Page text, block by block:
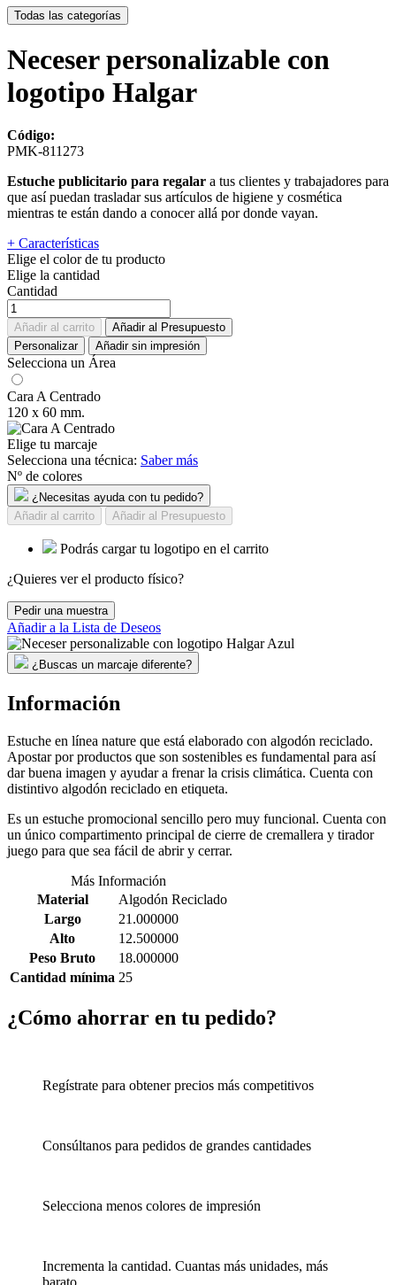
Todas las categorías
Neceser personalizable con
logotipo Halgar
Código:
PMK-811273
Estuche publicitario para regalar a tus clientes y trabajadores para
que así puedan trasladar sus artículos de higiene y cosmética
mientras te están dando a conocer allá por donde vayan.
+ Características
Elige el color de tu producto
Elige la cantidad
Cantidad
Añadir al carrito
Añadir al Presupuesto
Personalizar
Añadir sin impresión
Selecciona un Área
Cara A Centrado
120 x 60 mm.
Elige tu marcaje
Selecciona una técnica: Saber más
Nº de colores
¿Necesitas ayuda con tu pedido?
Añadir al carrito
Añadir al Presupuesto
Podrás cargar tu logotipo en el carrito
¿Quieres ver el producto físico?
Pedir una muestra
Añadir a la Lista de Deseos
¿Buscas un marcaje diferente?
Información
Estuche en línea nature que está elaborado con algodón reciclado.
Apostar por productos que son sostenibles es fundamental para así
dar buena imagen y ayudar a frenar la crisis climática. Cuenta con
distintivo algodón reciclado en etiqueta.
Es un estuche promocional sencillo pero muy funcional. Cuenta con
un único compartimento principal de cierre de cremallera y tirador
juego para que sea fácil de abrir y cerrar.
Más Información
Material
Algodón Reciclado
Largo
21.000000
Alto
12.500000
Peso Bruto
18.000000
Cantidad mínima 25
¿Cómo ahorrar en tu pedido?
Regístrate para obtener precios más competitivos
Consúltanos para pedidos de grandes cantidades
Selecciona menos colores de impresión
Incrementa la cantidad. Cuantas más unidades, más
barato.